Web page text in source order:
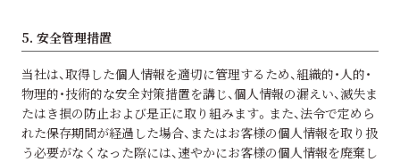
5. 安全管理措置
当社は、取得した個人情報を適切に管理するため、組織的・人的・
物理的・技術的な安全対策措置を講じ、個人情報の漏えい、滅失ま
たはき損の防止および是正に取り組みます。また、法令で定めら
れた保存期間が経過した場合、またはお客様の個人情報を取り扱
う必要がなくなった際には、速やかにお客様の個人情報を廃棄し